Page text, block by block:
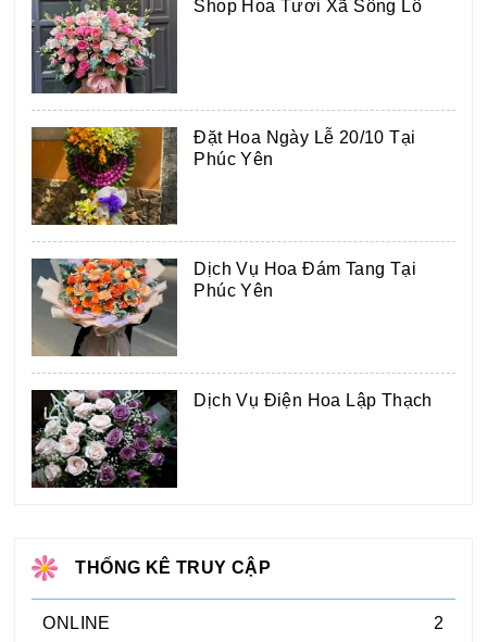
Shop Hoa Tươi Xã Sông Lô
Đặt Hoa Ngày Lễ 20/10 Tại
Phúc Yên
Dịch Vụ Hoa Đám Tang Tại
Phúc Yên
Dịch Vụ Điện Hoa Lập Thạch
THỐNG KÊ TRUY CẬP
ONLINE 2